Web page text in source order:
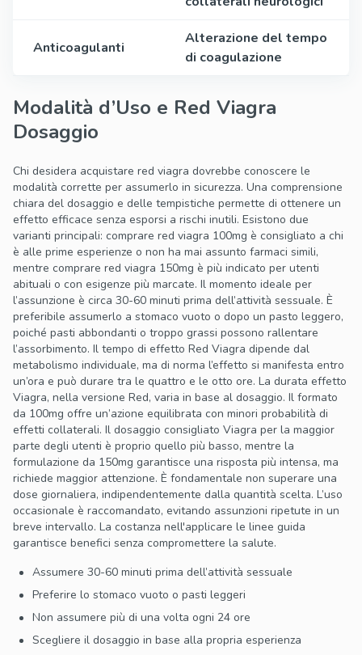
Anticoagulanti
Alterazione del tempo
di coagulazione
Modalità d’Uso e Red Viagra
Dosaggio
Chi desidera acquistare red viagra dovrebbe conoscere le
modalità corrette per assumerlo in sicurezza. Una comprensione
chiara del dosaggio e delle tempistiche permette di ottenere un
effetto efficace senza esporsi a rischi inutili. Esistono due
varianti principali: comprare red viagra 100mg è consigliato a chi
è alle prime esperienze o non ha mai assunto farmaci simili,
mentre comprare red viagra 150mg è più indicato per utenti
abituali o con esigenze più marcate. Il momento ideale per
l’assunzione è circa 30-60 minuti prima dell’attività sessuale. È
preferibile assumerlo a stomaco vuoto o dopo un pasto leggero,
poiché pasti abbondanti o troppo grassi possono rallentare
l’assorbimento. Il tempo di effetto Red Viagra dipende dal
metabolismo individuale, ma di norma l’effetto si manifesta entro
un’ora e può durare tra le quattro e le otto ore. La durata effetto
Viagra, nella versione Red, varia in base al dosaggio. Il formato
da 100mg offre un’azione equilibrata con minori probabilità di
effetti collaterali. Il dosaggio consigliato Viagra per la maggior
parte degli utenti è proprio quello più basso, mentre la
formulazione da 150mg garantisce una risposta più intensa, ma
richiede maggior attenzione. È fondamentale non superare una
dose giornaliera, indipendentemente dalla quantità scelta. L’uso
occasionale è raccomandato, evitando assunzioni ripetute in un
breve intervallo. La costanza nell'applicare le linee guida
garantisce benefici senza compromettere la salute.
Assumere 30-60 minuti prima dell’attività sessuale
Preferire lo stomaco vuoto o pasti leggeri
Non assumere più di una volta ogni 24 ore
Scegliere il dosaggio in base alla propria esperienza